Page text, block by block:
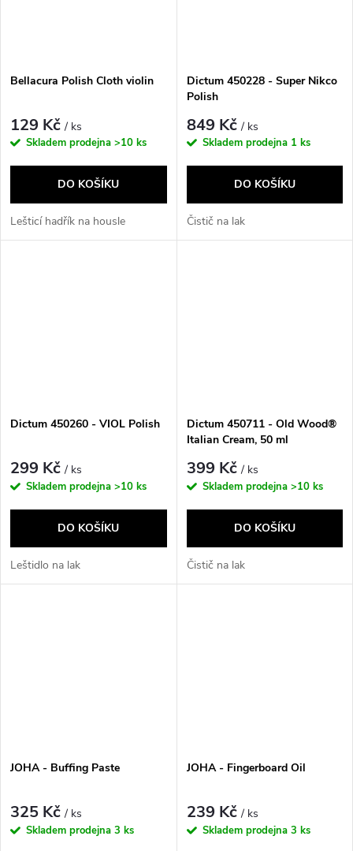
Bellacura Polish Cloth violin
129 Kč/ ks
Skladem prodejna >10 ks
DO KOŠÍKU
Lešticí hadřík na housle
Dictum 450228 - Super Nikco
Polish
849 Kč/ ks
Skladem prodejna 1 ks
DO KOŠÍKU
Čistič na lak
Dictum 450260 - VIOL Polish
299 Kč/ ks
Skladem prodejna >10 ks
DO KOŠÍKU
Leštidlo na lak
Dictum 450711 - Old Wood®
Italian Cream, 50 ml
399 Kč/ ks
Skladem prodejna >10 ks
DO KOŠÍKU
Čistič na lak
JOHA - Buffing Paste
325 Kč/ ks
Skladem prodejna 3 ks
JOHA - Fingerboard Oil
239 Kč/ ks
Skladem prodejna 3 ks